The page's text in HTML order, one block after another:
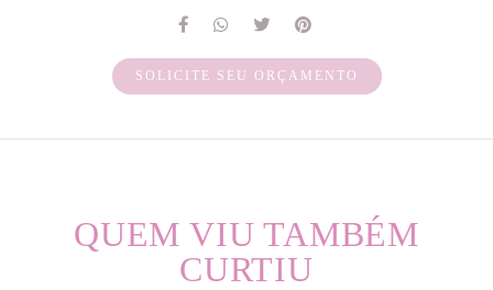
SOLICITE SEU ORÇAMENTO
QUEM VIU TAMBÉM
CURTIU